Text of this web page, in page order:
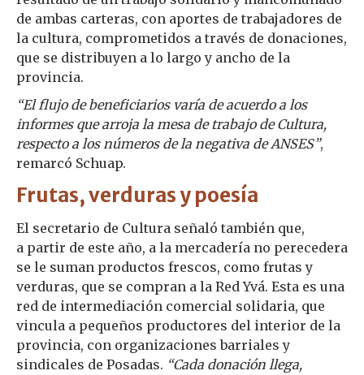
de ambas carteras, con aportes de trabajadores de
la cultura, comprometidos a través de donaciones,
que se distribuyen a lo largo y ancho de la
provincia.
“El flujo de beneficiarios varía de acuerdo a los
informes que arroja la mesa de trabajo de Cultura,
respecto a los números de la negativa de ANSES”,
remarcó Schuap.
Frutas, verduras y poesía
El secretario de Cultura señaló también que,
a partir de este año, a la mercadería no perecedera
se le suman productos frescos, como frutas y
verduras, que se compran a la Red Yvá. Esta es una
red de intermediación comercial solidaria, que
vincula a pequeños productores del interior de la
provincia, con organizaciones barriales y
sindicales de Posadas. “Cada donación llega,